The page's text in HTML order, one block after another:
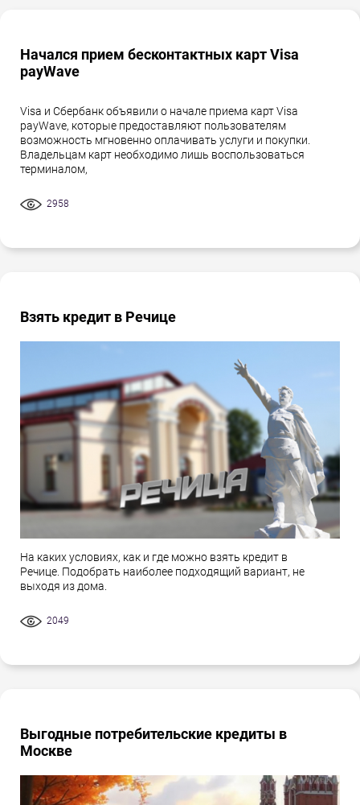
Начался прием бесконтактных карт Visa
payWave
Visa и Сбербанк объявили о начале приема карт Visa
payWave, которые предоставляют пользователям
возможность мгновенно оплачивать услуги и покупки.
Владельцам карт необходимо лишь воспользоваться
терминалом,
2958
Взять кредит в Речице
На каких условиях, как и где можно взять кредит в
Речице. Подобрать наиболее подходящий вариант, не
выходя из дома.
2049
Выгодные потребительские кредиты в
Москве